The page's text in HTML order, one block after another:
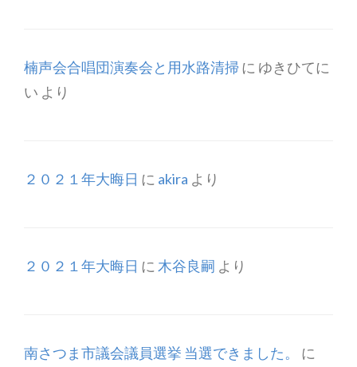
楠声会合唱団演奏会と用水路清掃 に ゆきひてに
い より
２０２１年大晦日 に akira より
２０２１年大晦日 に 木谷良嗣 より
南さつま市議会議員選挙 当選できました。
に